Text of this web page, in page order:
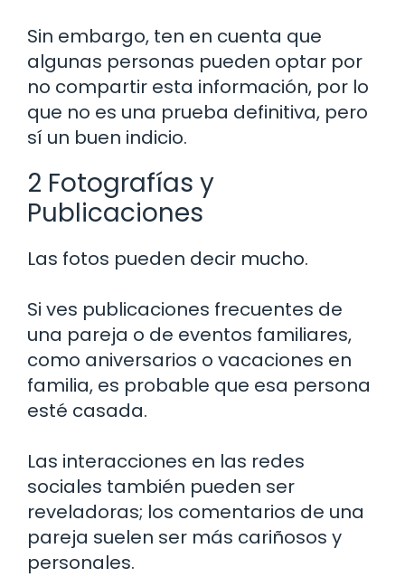
Sin embargo, ten en cuenta que
algunas personas pueden optar por
no compartir esta información, por lo
que no es una prueba definitiva, pero
sí un buen indicio.
2 Fotografías y
Publicaciones
Las fotos pueden decir mucho.
Si ves publicaciones frecuentes de
una pareja o de eventos familiares,
como aniversarios o vacaciones en
familia, es probable que esa persona
esté casada.
Las interacciones en las redes
sociales también pueden ser
reveladoras; los comentarios de una
pareja suelen ser más cariñosos y
personales.